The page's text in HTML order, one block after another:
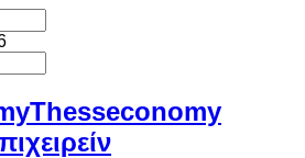
Thesseconomy